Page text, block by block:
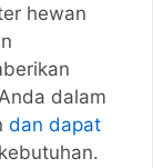
hewan
dalam
dan dapat